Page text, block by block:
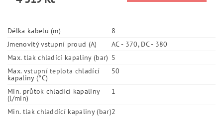
Délka kabelu (m)
8
Jmenovitý vstupní proud (A)
AC - 370, DC - 380
Max. tlak chladící kapaliny (bar) 5
Max. vstupní teplota chladící
kapaliny (°C)
50
Min. průtok chladící kapaliny
(l/min)
1
Min. tlak chladdící kapaliny (bar)2